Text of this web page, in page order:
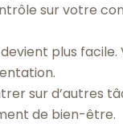
sur votre
plus facile.
sur d’autres
de bien-être.